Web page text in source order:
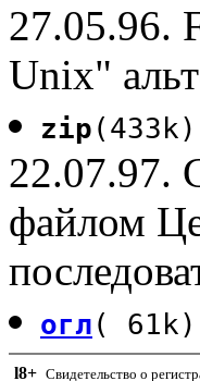
27.05.96.
Unix"
zip
22.07.97.
файлом
огл(
l8+ Свидетельство о